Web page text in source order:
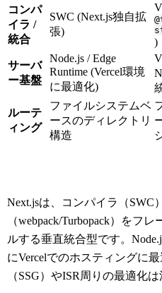
コンパ
イラ /
統合
SWC (Next.js独自拡
張)
)
サーバ
ー基盤
Node.js / Edge
Runtime (Vercel環境
に最適化)
ルーテ
ィング
ファイルシステムベ
ースのディレクトリ
構造
Next.jsは、コンパイラ（SWC
（webpack/Turbopack）をフ
ルする垂直統合型です。
にVercelでのホスティングに
（SSG）やISR周りの最適化